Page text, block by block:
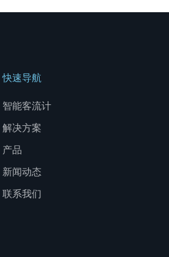
快速导航
智能客流计
解决方案
产品
新闻动态
联系我们